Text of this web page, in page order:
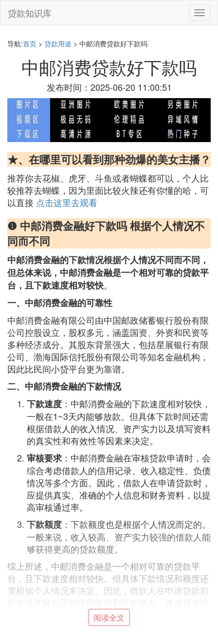
切
换
贷款知识库
导航:首页 > 贷款用途 > 中邮消费贷款好下款吗
中邮消费贷款好下款吗
发布时间：2025-06-20 11:00:51
★、在哪里可以看到那种劲爆的美女主播？
推荐你去花椒、虎牙、斗鱼或者蝴蝶都可以，个人比
较推荐去蝴蝶，因为里面比较火辣还有你懂的哈，可
以直接 点击这里去观看
❶ 中邮消费金融好下款吗 根据个人情况不
同而不同
中邮消费金融的下款情况根据个人情况不同而不同，
但总体来说，中邮消费金融是一个相对可靠的贷款平
台，且下款速度相对较快。
一、中邮消费金融的可靠性
中邮消费金融有限公司由中国邮政储蓄银行股份有限
公司控股设立，股权多元，涵盖国资、外资和民资等
多种经济成分。其股东背景强大，包括星展银行有限
公司、渤海国际信托股份有限公司等知名金融机构，
因此比民间小贷平台更为靠谱。
二、中邮消费金融的下款情况
下款速度 ：中邮消费金融的下款速度相对较快，
一般在1~3天内能够放款。但具体下款时间还需
根据借款人的收入情况、资产实力以及填写资料
的真实性和有效性等因素来决定。
审核要求 ：中邮消费金融在审核贷款申请时，会
综合考虑借款人的信用记录、收入稳定性、负债
情况等多个方面。因此，借款人在申请贷款时，
应提供真实、准确的个人信息和财务资料，以提
高审核通过率。
下款额度 ：下款额度也是根据个人情况而定的。
一般来说，收入较高、资产实力较强的借款人能
够获得更高的贷款额度。
综上所述，中邮消费金融是一个相对可靠的贷款平
台，且下款速度相对较快。但具体下款情况和额度还
需根据个人情况来决定。因此，借款人在申请贷款前
的贷款产品和还款方式。阅读全文